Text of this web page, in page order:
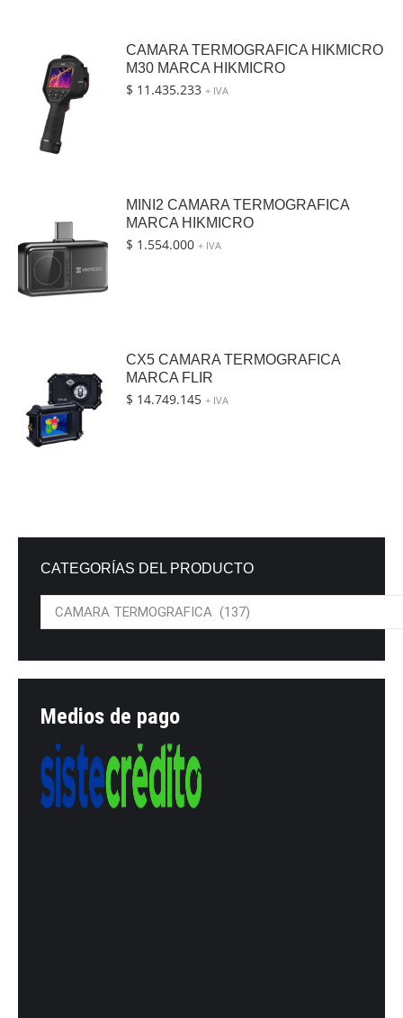
CAMARA TERMOGRAFICA HIKMICRO
M30 MARCA HIKMICRO
$ 11.435.233 + IVA
MINI2 CAMARA TERMOGRAFICA
MARCA HIKMICRO
$ 1.554.000 + IVA
CX5 CAMARA TERMOGRAFICA
MARCA FLIR
$ 14.749.145 + IVA
CATEGORÍAS DEL PRODUCTO
Medios de pago